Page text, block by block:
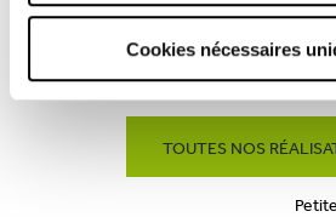
Cookies nécessaires
TOUTES NOS